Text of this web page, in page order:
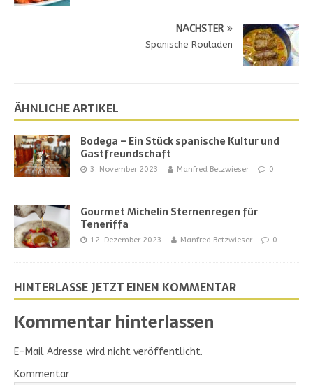
NÄCHSTER
Spanische Rouladen
ÄHNLICHE ARTIKEL
Bodega – Ein Stück spanische Kultur und
Gastfreundschaft
3. November 2023 Manfred Betzwieser 0
Gourmet Michelin Sternenregen für
Teneriffa
12. Dezember 2023 Manfred Betzwieser 0
HINTERLASSE JETZT EINEN KOMMENTAR
Kommentar hinterlassen
E-Mail Adresse wird nicht veröffentlicht.
Kommentar